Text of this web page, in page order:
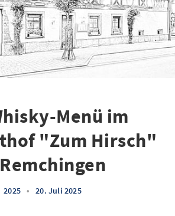
Menü im
"Zum Hirsch"
2025 • 20. Juli 2025